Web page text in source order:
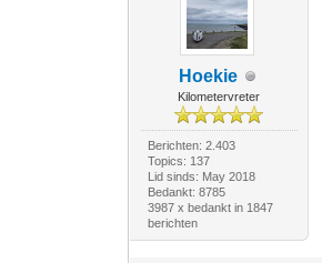
Hoekie
Kilometervreter
Berichten: 2.403
Topics: 137
Lid sinds: May 2018
Bedankt: 8785
3987 x bedankt in 1847
berichten